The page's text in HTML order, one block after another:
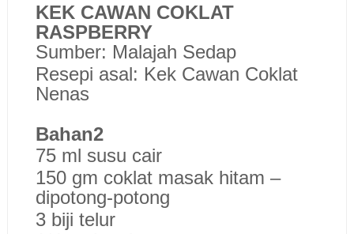
KEK CAWAN COKLAT
RASPBERRY
Sumber: Malajah Sedap
Resepi asal: Kek Cawan Coklat
Nenas
Bahan2
75 ml susu cair
150 gm coklat masak hitam –
dipotong-potong
3 biji telur